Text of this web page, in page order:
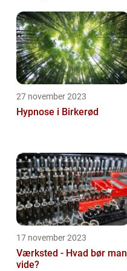
27 november 2023
Hypnose i Birkerød
17 november 2023
Værksted - Hvad bør man
vide?